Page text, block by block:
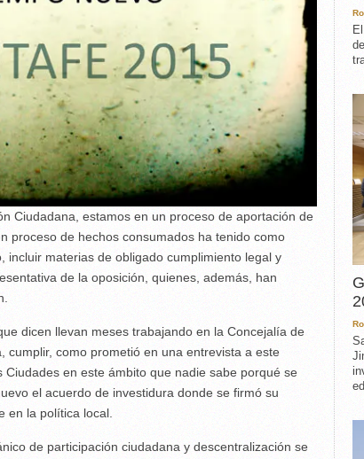
Ciudadana, estamos en un proceso de aportación de
proceso de hechos consumados ha tenido como
incluir materias de obligado cumplimiento legal y
de la oposición, quienes, además, han
dicen llevan meses trabajando en la Concejalía de
cumplir, como prometió en una entrevista a este
en este ámbito que nadie sabe porqué se
el acuerdo de investidura donde se firmó su
en la política local.
de participación ciudadana y descentralización se